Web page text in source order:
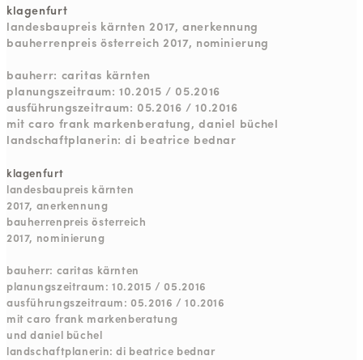
klagenfurt
landesbaupreis kärnten 2017, anerkennung
bauherrenpreis österreich 2017, nominierung
bauherr: caritas kärnten
planungszeitraum: 10.2015 / 05.2016
ausführungszeitraum: 05.2016 / 10.2016
mit caro frank markenberatung, daniel büchel
landschaftplanerin: di beatrice bednar
klagenfurt
landesbaupreis kärnten
2017, anerkennung
bauherrenpreis österreich
2017, nominierung
bauherr: caritas kärnten
planungszeitraum: 10.2015 / 05.2016
ausführungszeitraum: 05.2016 / 10.2016
mit caro frank markenberatung
und daniel büchel
landschaftplanerin: di beatrice bednar